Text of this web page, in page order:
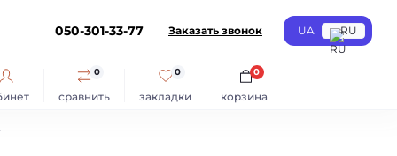
050-301-33-77 Заказать звонок UA RU
сравнить
0
закладки
0
корзина
0